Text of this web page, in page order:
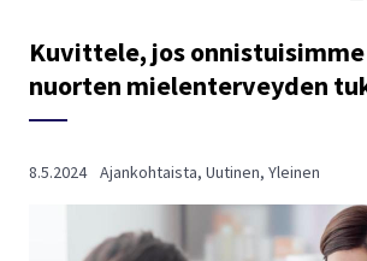
Kuvittele, jos
nuorten mielenterveyden
8.5.2024 Ajankohtaista, Uutinen, Yleinen